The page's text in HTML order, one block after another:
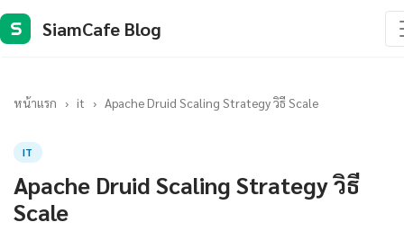
S SiamCafe Blog
หน้าแรก › it › Apache Druid Scaling Strategy วิธี Scale
IT
Apache Druid Scaling Strategy วิธี
Scale